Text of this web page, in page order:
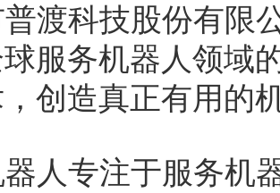
渡科技股份有限
球服务机器人领域
创造真正有用的
人专注于服务机